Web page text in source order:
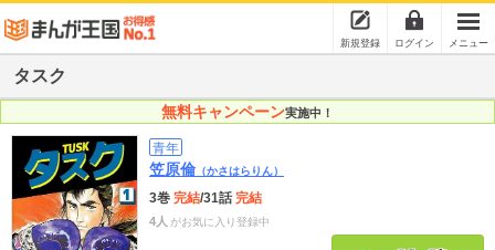
新規登録 ログイン メニュー
タスク
無料キャンペーン実施中！
青年
笠原倫 （かさはらりん）
3巻 完結/31話完結
4人 がお気に入り登録中